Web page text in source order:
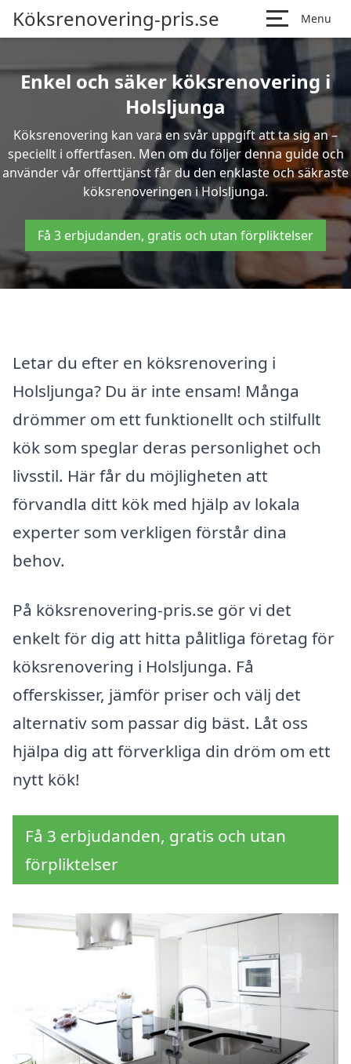
Köksrenovering-pris.se Menu
Enkel och säker köksrenovering i
Holsljunga
Köksrenovering kan vara en svår uppgift att ta sig an –
speciellt i offertfasen. Men om du följer denna guide och
använder vår offerttjänst får du den enklaste och säkraste
köksrenoveringen i Holsljunga.
Få 3 erbjudanden, gratis och utan förpliktelser
Letar du efter en köksrenovering i
Holsljunga? Du är inte ensam! Många
drömmer om ett funktionellt och stilfullt
kök som speglar deras personlighet och
livsstil. Här får du möjligheten att
förvandla ditt kök med hjälp av lokala
experter som verkligen förstår dina
behov.
På köksrenovering-pris.se gör vi det
enkelt för dig att hitta pålitliga företag för
köksrenovering i Holsljunga. Få
offerskisser, jämför priser och välj det
alternativ som passar dig bäst. Låt oss
hjälpa dig att förverkliga din dröm om ett
nytt kök!
Få 3 erbjudanden, gratis och utan
förpliktelser